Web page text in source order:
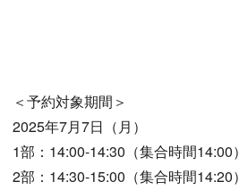
＜予約対象期間＞
2025年7月7日（月）
1部：14:00-14:30（集合時間14:00）
2部：14:30-15:00（集合時間14:20）